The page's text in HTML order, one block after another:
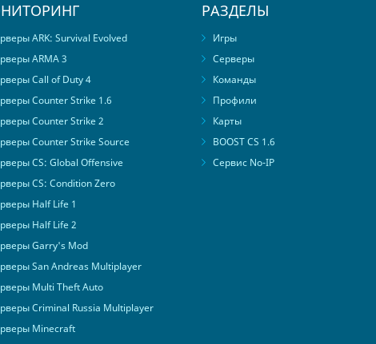
ARK: Survival Evolved
ARMA 3
Call of Duty 4
Counter Strike 1.6
Counter Strike 2
Counter Strike Source
CS: Global Offensive
CS: Condition Zero
Half Life 1
Half Life 2
Garry's Mod
San Andreas Multiplayer
Multi Theft Auto
Criminal Russia Multiplayer
Minecraft
РАЗДЕЛЫ
Игры
Серверы
Команды
Профили
Карты
BOOST CS 1.6
Сервис No-IP